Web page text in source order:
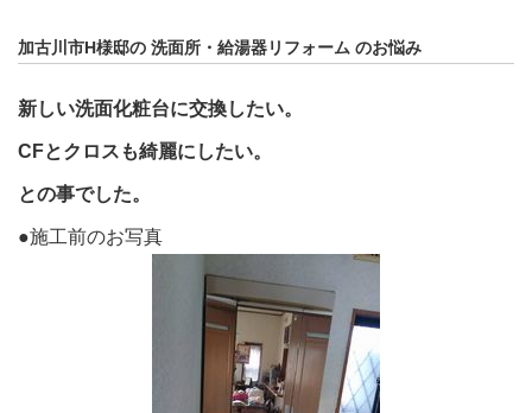
加古川市H様邸の 洗面所・給湯器リフォーム のお悩み
新しい洗面化粧台に交換したい。
CFとクロスも綺麗にしたい。
との事でした。
●施工前のお写真